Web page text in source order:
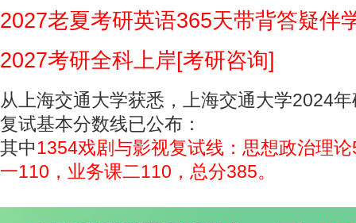
2027老夏考研英语365天带背答疑伴
2027考研全科上岸[考研咨询]
从上海交通大学获悉，上海交通大学2024
复试基本分数线已公布：
其中1354戏剧与影视复试线：思想政治理
一110，业务课二110，总分385。